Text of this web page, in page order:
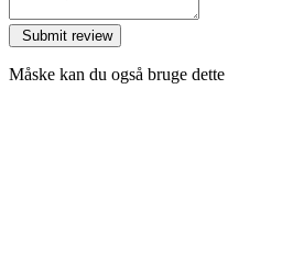
Måske kan du også bruge dette